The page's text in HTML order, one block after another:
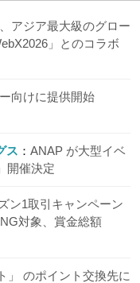
アジア最大級のグロー
」とのコラボ
向けに提供開始
ス
ANAP が大型イベ
開催決定
ン1取引キャンペーン
対象、賞金総額
」 のポイント交換先に